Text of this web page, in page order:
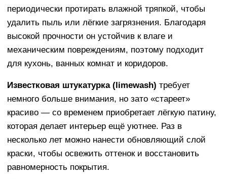
периодически протирать влажной тряпкой, чтобы
удалить пыль или лёгкие загрязнения. Благодаря
высокой прочности он устойчив к влаге и
механическим повреждениям, поэтому подходит
для кухонь, ванных комнат и коридоров.
Известковая штукатурка (limewash) требует
немного больше внимания, но зато «стареет»
красиво — со временем приобретает лёгкую патину,
которая делает интерьер ещё уютнее. Раз в
несколько лет можно нанести обновляющий слой
краски, чтобы освежить оттенок и восстановить
равномерность покрытия.